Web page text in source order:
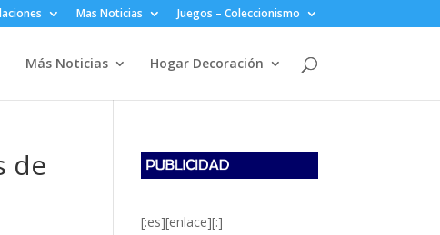
Mas Noticias Juegos – Coleccionismo
Más Noticias Hogar Decoración
de
[:es][enlace][:]